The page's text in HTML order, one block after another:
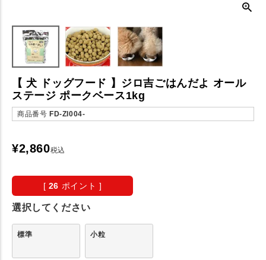
【 犬 ドッグフード 】ジロ吉ごはんだよ オール
ステージ ポークベース1kg
商品番号 FD-ZI004-
¥2,860税込
[ 26 ポイント ]
選択してください
標準 小粒